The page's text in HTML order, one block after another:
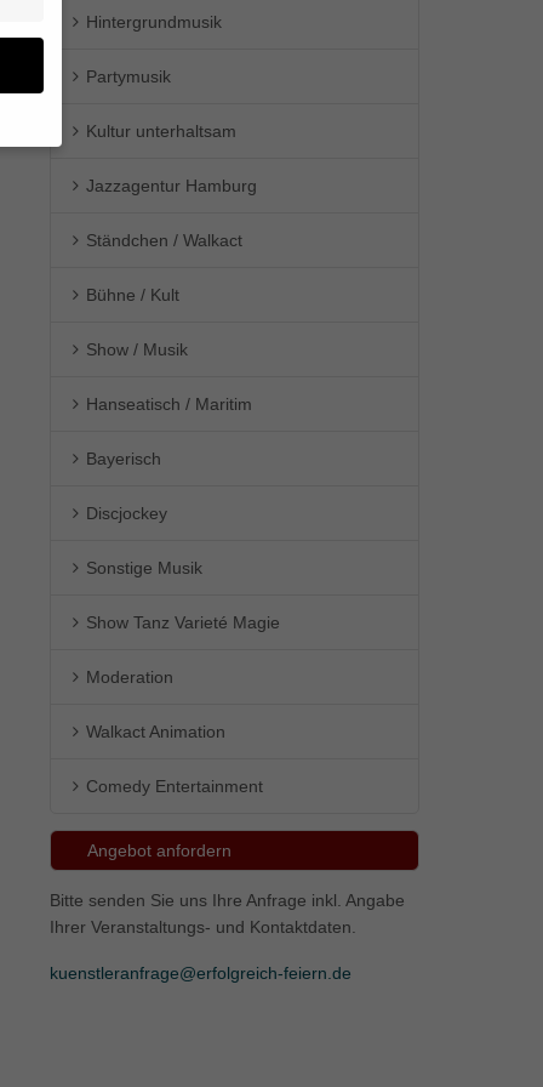
Hintergrundmusik
Partymusik
Kultur unterhaltsam
Jazzagentur Hamburg
Ständchen / Walkact
Bühne / Kult
Show / Musik
Hanseatisch / Maritim
Bayerisch
Discjockey
Sonstige Musik
Show Tanz Varieté Magie
Moderation
Walkact Animation
Comedy Entertainment
Angebot anfordern
Bitte senden Sie uns Ihre Anfrage inkl. Angabe
Ihrer Veranstaltungs- und Kontaktdaten.
kuenstleranfrage@erfolgreich-feiern.de
Externe Medien